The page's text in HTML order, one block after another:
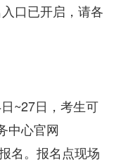
口已开启，请各
~27日，考生可
中心官网
名。报名点现场